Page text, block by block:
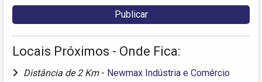
Locais Próximos - Onde Fica:
Distância de 2 Km - Newmax Indústria e Comércio